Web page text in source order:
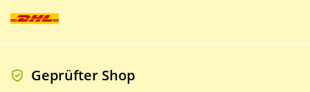
Geprüfter Shop